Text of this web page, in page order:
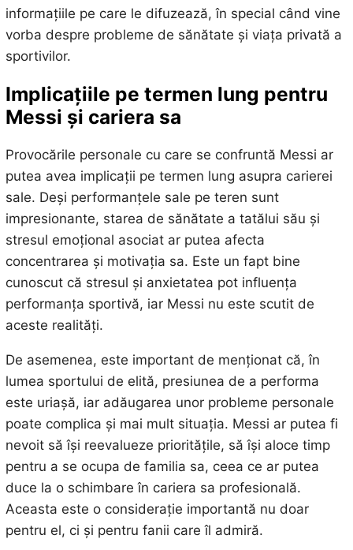
informațiile pe care le difuzează, în special când vine
vorba despre probleme de sănătate și viața privată a
sportivilor.
Implicațiile pe termen lung pentru
Messi și cariera sa
Provocările personale cu care se confruntă Messi ar
putea avea implicații pe termen lung asupra carierei
sale. Deși performanțele sale pe teren sunt
impresionante, starea de sănătate a tatălui său și
stresul emoțional asociat ar putea afecta
concentrarea și motivația sa. Este un fapt bine
cunoscut că stresul și anxietatea pot influența
performanța sportivă, iar Messi nu este scutit de
aceste realități.
De asemenea, este important de menționat că, în
lumea sportului de elită, presiunea de a performa
este uriașă, iar adăugarea unor probleme personale
poate complica și mai mult situația. Messi ar putea fi
nevoit să își reevalueze prioritățile, să își aloce timp
pentru a se ocupa de familia sa, ceea ce ar putea
duce la o schimbare în cariera sa profesională.
Aceasta este o considerație importantă nu doar
pentru el, ci și pentru fanii care îl admiră.